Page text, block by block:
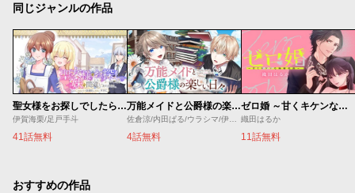
同じジャンルの作品
聖女様をお探しでしたら妹で間違いありません。さあどうぞお連れください、今すぐ。
伊賀海栗/足戸手斗
41話無料
万能メイドと公爵様の楽しい日々
佐倉涼/内田ぱる/ウラシマ/伊藤テリヤキ
4話無料
ゼロ婚 ～甘くキケンな極秘任務～
織田はるか
11話無料
おすすめの作品